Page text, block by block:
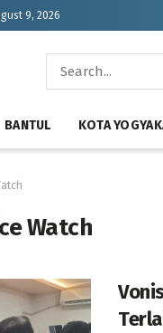
9, 2026
BANTUL KOTA
Watch